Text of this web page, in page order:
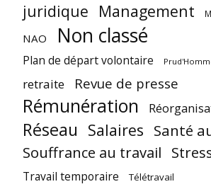
juridique Management
NAO Non classé
Plan de départ volontaire
retraite Revue de presse
Rémunération
Réseau Salaires Santé
Souffrance au travail
Travail temporaire Télétravail